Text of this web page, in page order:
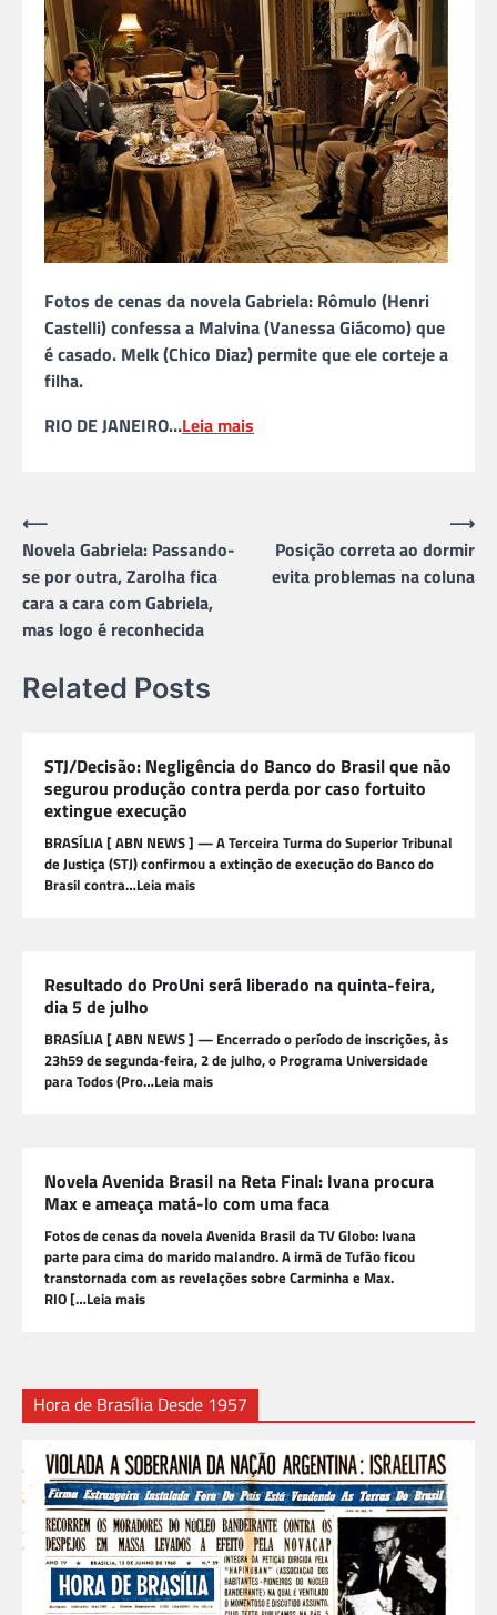
Fotos de cenas da novela Gabriela: Rômulo (Henri
Castelli) confessa a Malvina (Vanessa Giácomo) que
é casado. Melk (Chico Diaz) permite que ele corteje a
filha.
RIO DE JANEIRO…Leia mais
Navegação
de
Post
⟵
Novela Gabriela: Passando-
se por outra, Zarolha fica
cara a cara com Gabriela,
mas logo é reconhecida
Posição correta ao dormir
evita problemas na coluna
⟶
Related Posts
STJ/Decisão: Negligência do Banco do Brasil que não
segurou produção contra perda por caso fortuito
extingue execução
BRASÍLIA [ ABN NEWS ] — A Terceira Turma do Superior Tribunal
de Justiça (STJ) confirmou a extinção de execução do Banco do
Brasil contra…Leia mais
Resultado do ProUni será liberado na quinta-feira,
dia 5 de julho
BRASÍLIA [ ABN NEWS ] — Encerrado o período de inscrições, às
23h59 de segunda-feira, 2 de julho, o Programa Universidade
para Todos (Pro…Leia mais
Novela Avenida Brasil na Reta Final: Ivana procura
Max e ameaça matá-lo com uma faca
Fotos de cenas da novela Avenida Brasil da TV Globo: Ivana
parte para cima do marido malandro. A irmã de Tufão ficou
transtornada com as revelações sobre Carminha e Max.
RIO […Leia mais
Hora de Brasília Desde 1957